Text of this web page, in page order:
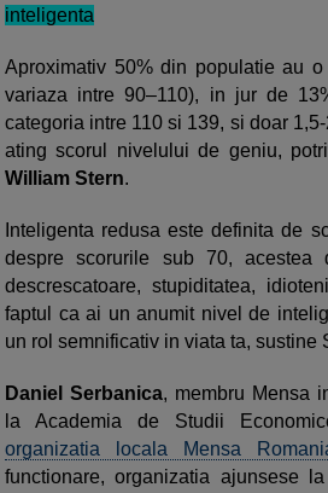
inteligenta
Aproximativ 50% din populatie au
variaza intre 90–110), in jur de
categoria intre 110 si 139, si doar
ating scorul nivelului de geniu,
William Stern.
Inteligenta redusa este definita de
despre scorurile sub 70, acestea
descrescatoare, stupiditatea,
faptul ca ai un anumit nivel de
un rol semnificativ in viata ta, sustine
Daniel Serbanica, membru Mensa
la Academia de Studii
organizatia locala Mensa
functionare, organizatia ajunsese